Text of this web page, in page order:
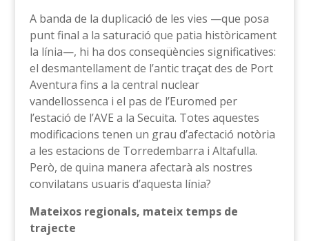
A banda de la duplicació de les vies —que posa
punt final a la saturació que patia històricament
la línia—, hi ha dos conseqüències significatives:
el desmantellament de l’antic traçat des de Port
Aventura fins a la central nuclear
vandellossenca i el pas de l’Euromed per
l’estació de l’AVE a la Secuita. Totes aquestes
modificacions tenen un grau d’afectació notòria
a les estacions de Torredembarra i Altafulla.
Però, de quina manera afectarà als nostres
convilatans usuaris d’aquesta línia?
Mateixos regionals, mateix temps de
trajecte